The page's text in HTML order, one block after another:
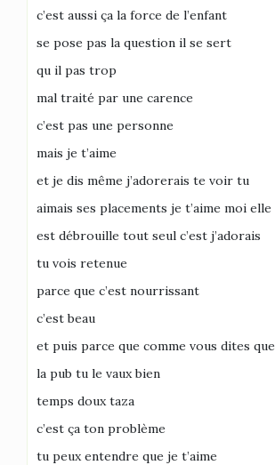
c’est aussi ça la force de l’enfant
se pose pas la question il se sert
qu il pas trop
mal traité par une carence
c’est pas une personne
mais je t’aime
et je dis même j’adorerais te voir tu
aimais ses placements je t’aime moi elle
est débrouille tout seul c’est j’adorais
tu vois retenue
parce que c’est nourrissant
c’est beau
et puis parce que comme vous dites que
la pub tu le vaux bien
temps doux taza
c’est ça ton problème
tu peux entendre que je t’aime